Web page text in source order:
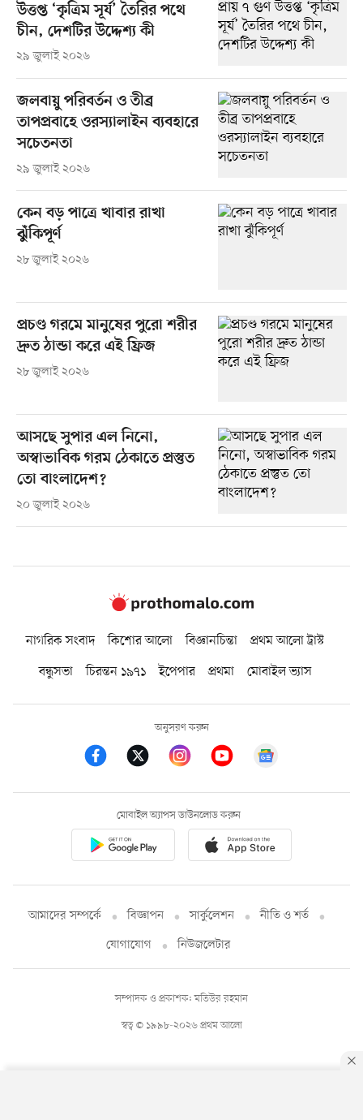
উত্তপ্ত ‘কৃত্রিম সূর্য’ তৈরির পথে
চীন, দেশটির উদ্দেশ্য কী
২৯ জুলাই ২০২৬
জলবায়ু পরিবর্তন ও তীব্র
তাপপ্রবাহে ওরস্যালাইন ব্যবহারে
সচেতনতা
২৯ জুলাই ২০২৬
কেন বড় পাত্রে খাবার রাখা
ঝুঁকিপূর্ণ
২৮ জুলাই ২০২৬
প্রচণ্ড গরমে মানুষের পুরো শরীর
দ্রুত ঠান্ডা করে এই ফ্রিজ
২৮ জুলাই ২০২৬
আসছে সুপার এল নিনো,
অস্বাভাবিক গরম ঠেকাতে প্রস্তুত
তো বাংলাদেশ?
২০ জুলাই ২০২৬
নাগরিক সংবাদ কিশোর আলো বিজ্ঞানচিন্তা
প্রথম আলো ট্রাস্ট
বন্ধুসভা
চিরন্তন ১৯৭১ ইপেপার প্রথমা মোবাইল ভ্যাস
অনুসরণ করুন
মোবাইল অ্যাপস ডাউনলোড করুন
আমাদের সম্পর্কে বিজ্ঞাপন সার্কুলেশন
নীতি ও শর্ত
যোগাযোগ
নিউজলেটার
স্বত্ব © ১৯৯৮-২০২৬ প্রথম আলো
সম্পাদক ও প্রকাশক: মতিউর রহমান